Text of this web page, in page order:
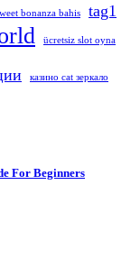
bonanza bahis
tag1
ücretsiz slot oyna
казино cat зеркало
For Beginners